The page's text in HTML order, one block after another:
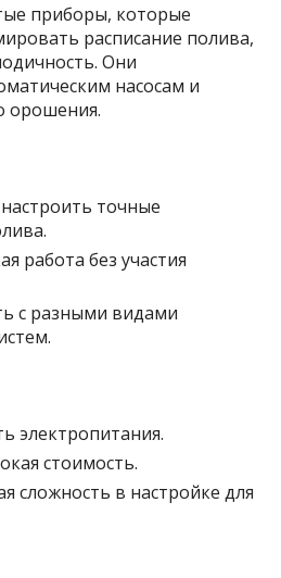
приборы, которые
расписание полива,
Они
насосам и
орошения.
точные
работа без участия
с разными видами
электропитания.
стоимость.
сложность в настройке для